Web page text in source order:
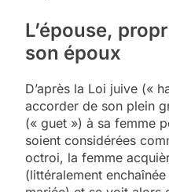
L’épouse,
son époux
D’après la Loi juive («
accorder de son plein
(« guet ») à sa femme
soient considérées
octroi, la femme
(littéralement